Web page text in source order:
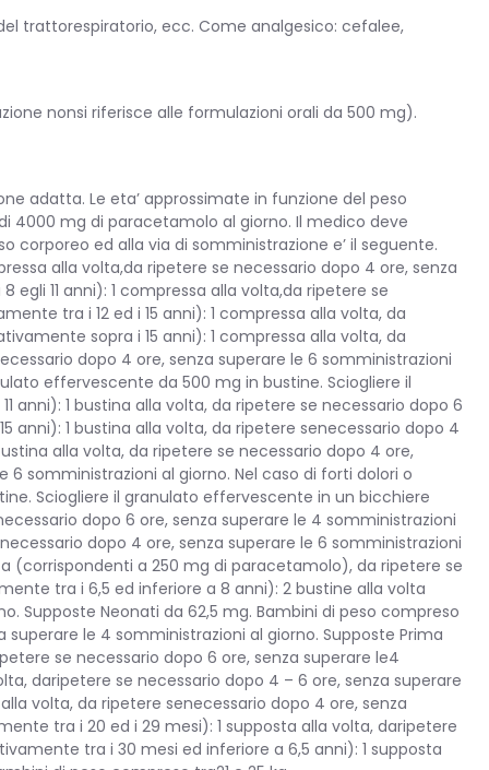
trattorespiratorio, ecc. Come analgesico: cefalee,
nonsi riferisce alle formulazioni orali da 500 mg).
adatta. Le eta’ approssimate in funzione del peso
4000 mg di paracetamolo al giorno. Il medico deve
ed alla via di somministrazione e’ il seguente.
alla volta,da ripetere se necessario dopo 4 ore, senza
11 anni): 1 compressa alla volta,da ripetere se
tra i 12 ed i 15 anni): 1 compressa alla volta, da
sopra i 15 anni): 1 compressa alla volta, da
dopo 4 ore, senza superare le 6 somministrazioni
effervescente da 500 mg in bustine. Sciogliere il
1 bustina alla volta, da ripetere se necessario dopo 6
anni): 1 bustina alla volta, da ripetere senecessario dopo 4
alla volta, da ripetere se necessario dopo 4 ore,
6 somministrazioni al giorno. Nel caso di forti dolori o
Sciogliere il granulato effervescente in un bicchiere
dopo 6 ore, senza superare le 4 somministrazioni
dopo 4 ore, senza superare le 6 somministrazioni
(corrispondenti a 250 mg di paracetamolo), da ripetere se
tra i 6,5 ed inferiore a 8 anni): 2 bustine alla volta
Supposte Neonati da 62,5 mg. Bambini di peso compreso
le 4 somministrazioni al giorno. Supposte Prima
se necessario dopo 6 ore, senza superare le4
daripetere se necessario dopo 4 – 6 ore, senza superare
volta, da ripetere senecessario dopo 4 ore, senza
tra i 20 ed i 29 mesi): 1 supposta alla volta, daripetere
tra i 30 mesi ed inferiore a 6,5 anni): 1 supposta